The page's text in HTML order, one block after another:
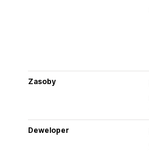
Zasoby
Deweloper